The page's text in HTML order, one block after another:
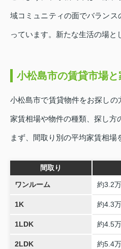
域コミュニティの面でバラン
っています。新たな生活の場と
小松島市の賃貸市場
小松島市で賃貸物件をお探し
家賃相場や物件の種類、探し方
まず、間取り別の平均家賃相場
間取り
ワンルーム 約3.2
1K 約4.3
1LDK 約4.5
2LDK 約5.4